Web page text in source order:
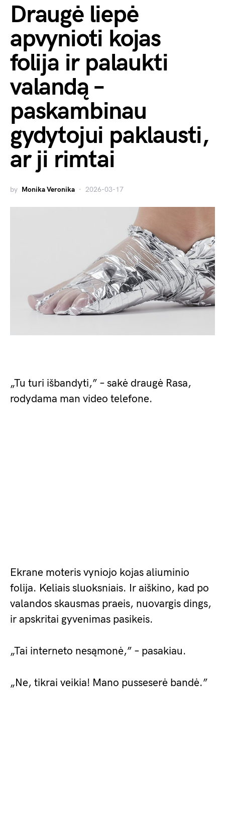
Draugė liepė
apvynioti kojas
folija ir palaukti
valandą –
paskambinau
gydytojui paklausti,
ar ji rimtai
by Monika Veronika 2026-03-17
„Tu turi išbandyti,” – sakė draugė Rasa,
rodydama man video telefone.
Ekrane moteris vyniojo kojas aliuminio
folija. Keliais sluoksniais. Ir aiškino, kad po
valandos skausmas praeis, nuovargis dings,
ir apskritai gyvenimas pasikeis.
„Tai interneto nesąmonė,” – pasakiau.
„Ne, tikrai veikia! Mano pusseserė bandė.”